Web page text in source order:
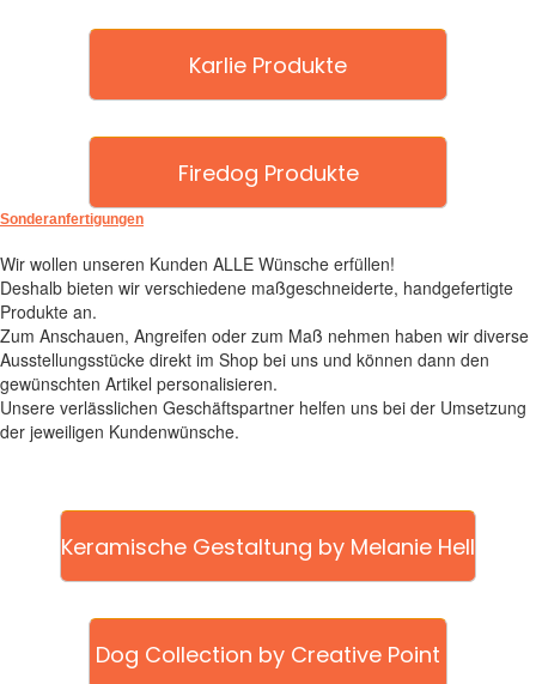
Karlie Produkte
Firedog Produkte
Sonderanfertigungen
Wir wollen unseren Kunden ALLE Wünsche erfüllen!
Deshalb bieten wir verschiedene maßgeschneiderte, handgefertigte
Produkte an.
Zum Anschauen, Angreifen oder zum Maß nehmen haben wir diverse
Ausstellungsstücke direkt im Shop bei uns und können dann den
gewünschten Artikel personalisieren.
Unsere verlässlichen Geschäftspartner helfen uns bei der Umsetzung
der jeweiligen Kundenwünsche.
Keramische Gestaltung by Melanie Hell
Dog Collection by Creative Point